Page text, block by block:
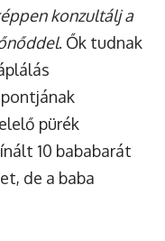
konzultálj a
. Ők tudnak
pürék
10 bababarát
de a baba